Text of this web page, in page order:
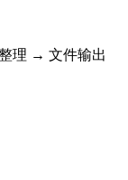
理 → 文件输出